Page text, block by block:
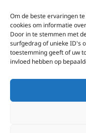
Om de beste ervaringen
cookies om informatie
Door in te stemmen met
surfgedrag of unieke ID's
toestemming geeft of uw
invloed hebben op
Wonen
Info
Contacteer ons